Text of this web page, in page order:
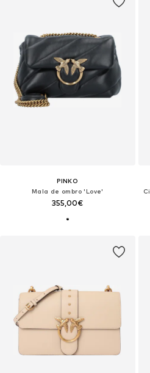
PINKO
Mala de ombro 'Love'
355,00€